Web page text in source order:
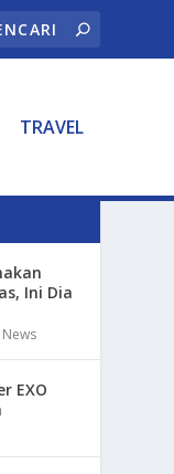
TRAVEL
Ini Dia
News
EXO